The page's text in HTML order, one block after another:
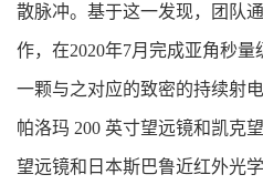
散脉冲。基于这一发现，团队
作，在2020年7月完成亚角秒
一颗与之对应的致密的持续射
帕洛玛 200 英寸望远镜和凯克
望远镜和日本斯巴鲁近红外光